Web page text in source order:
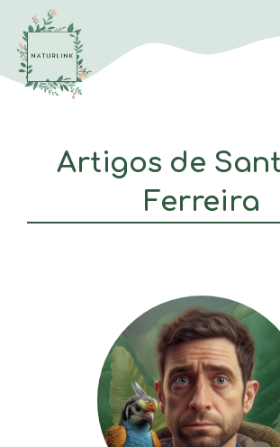
Saltar
para
conteúdo
Artigos de
Ferreira